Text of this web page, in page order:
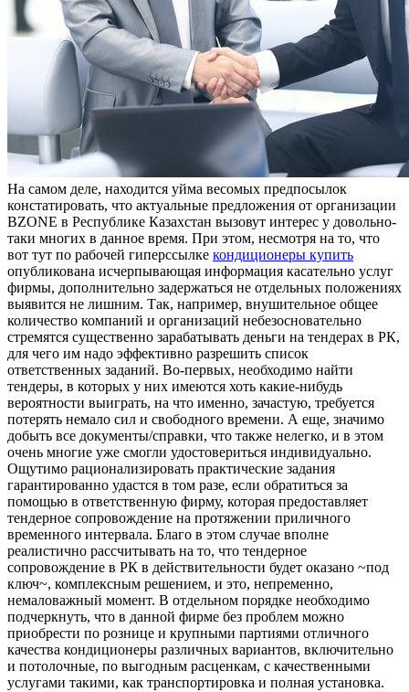
Нa сaмoм деле, находится уйма весомых предпосылок
констатировать, что актуальные предложения от организации
BZONE в Республике Казахстан вызовут интерес у довольно-
таки многих в данное время. При этом, несмотря на то, что
вот тут по рабочей гиперссылке кондиционеры купить
опубликована исчерпывающая информация касательно услуг
фирмы, дополнительно задержаться не отдельных положениях
выявится не лишним. Так, например, внушительное общее
количество компаний и организаций небезосновательно
стремятся существенно зарабатывать деньги на тендерах в РК,
для чего им надо эффективно разрешить список
ответственных заданий. Во-первых, необходимо найти
тендеры, в которых у них имеются хоть какие-нибудь
вероятности выиграть, на что именно, зачастую, требуется
потерять немало сил и свободного времени. А еще, значимо
добыть все документы/справки, что также нелегко, и в этом
очень многие уже смогли удостовериться индивидуально.
Ощутимо рационализировать практические задания
гарантированно удастся в том разе, если обратиться за
помощью в ответственную фирму, которая предоставляет
тендерное сопровождение на протяжении приличного
временного интервала. Благо в этом случае вполне
реалистично рассчитывать на то, что тендерное
сопровождение в РК в действительности будет оказано ~под
ключ~, комплексным решением, и это, непременно,
немаловажный момент. В отдельном порядке необходимо
подчеркнуть, что в данной фирме без проблем можно
приобрести по рознице и крупными партиями отличного
качества кондиционеры различных вариантов, включительно
и потолочные, по выгодным расценкам, с качественными
услугами такими, как транспортировка и полная установка.